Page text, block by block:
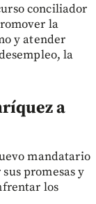
conciliador
la
y atender
la
a
mandatario
promesas y
los